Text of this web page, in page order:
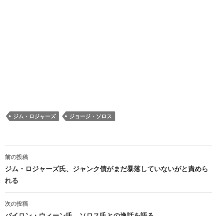
ジム・ロジャーズ ジョージ・ソロス
投
稿
ナ
ビ
前の投稿
ジム・ロジャーズ氏、ジャンク債がまだ暴落していないがと責めら
れる
次の投稿